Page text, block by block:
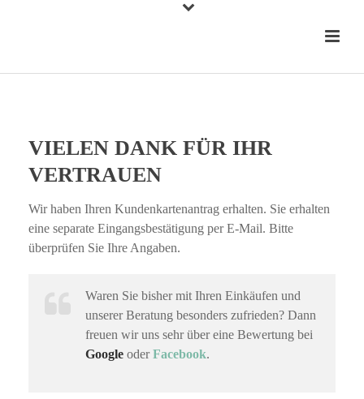
VIELEN DANK FÜR IHR
VERTRAUEN
Wir haben Ihren Kundenkartenantrag erhalten. Sie erhalten
eine separate Eingangsbestätigung per E-Mail. Bitte
überprüfen Sie Ihre Angaben.
Waren Sie bisher mit Ihren Einkäufen und
unserer Beratung besonders zufrieden? Dann
freuen wir uns sehr über eine Bewertung bei
Google oderFacebook.